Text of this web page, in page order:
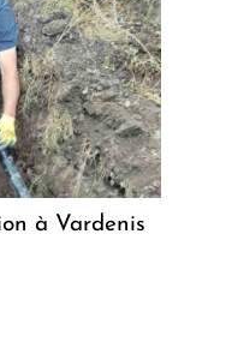
à Vardenis